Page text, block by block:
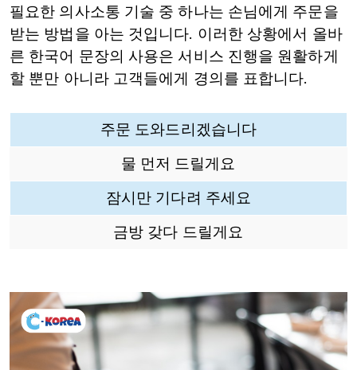
필요한 의사소통 기술 중 하나는 손님에게 주문을
받는 방법을 아는 것입니다. 이러한 상황에서 올바
른 한국어 문장의 사용은 서비스 진행을 원활하게
할 뿐만 아니라 고객들에게 경의를 표합니다.
주문 도와드리겠습니다
물 먼저 드릴게요
잠시만 기다려 주세요
금방 갖다 드릴게요